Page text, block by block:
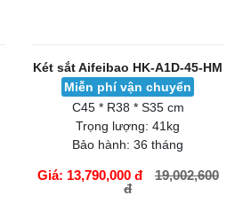
Két sắt Aifeibao HK-A1D-45-HM
Miễn phí vận chuyển
C45 * R38 * S35 cm
Trọng lượng: